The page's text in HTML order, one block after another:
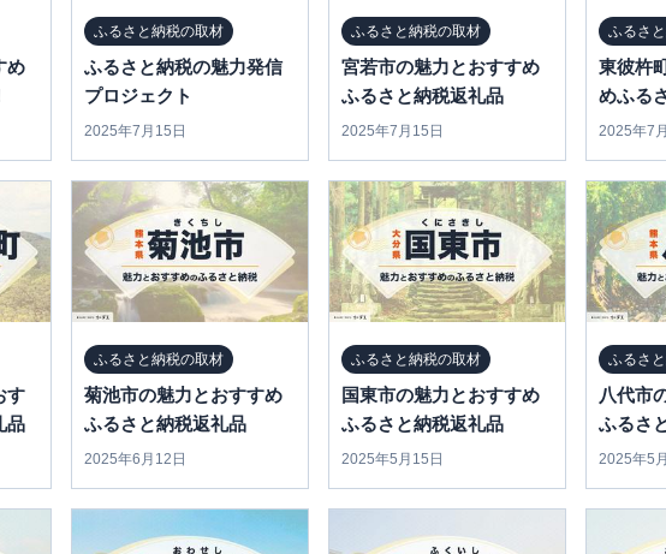
め
ふるさと納税の取材
ふるさと納税の魅力発信
プロジェクト
2025年7月15日
ふるさと納税の取材
宮若市の魅力とおすすめ
ふるさと納税返礼品
2025年7月15日
ふるさ
東彼杵
めふる
2025年7
す
品
ふるさと納税の取材
菊池市の魅力とおすすめ
ふるさと納税返礼品
2025年6月12日
ふるさと納税の取材
国東市の魅力とおすすめ
ふるさと納税返礼品
2025年5月15日
ふるさ
八代市
ふるさ
2025年5